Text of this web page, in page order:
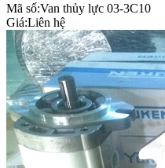
Mã số:Van thủy lực 03-3C10
Giá:Liên hệ